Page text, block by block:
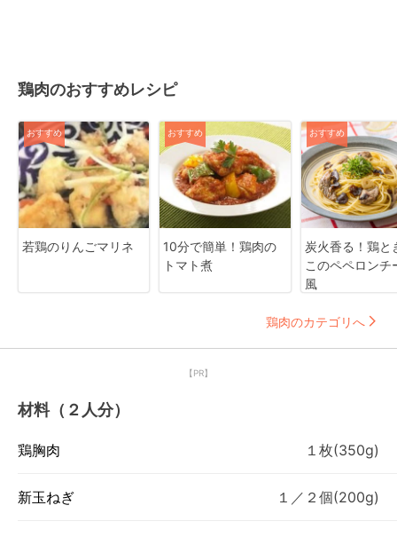
鶏肉のおすすめレシピ
おすすめ
若鶏のりんごマリネ
おすすめ
10分で簡単！鶏肉の
トマト煮
おすすめ
炭火香る！鶏と
このペペロンチ
風
鶏肉のカテゴリへ
【PR】
材料（２人分）
鶏胸肉 １枚(350g)
新玉ねぎ １／２個(200g)